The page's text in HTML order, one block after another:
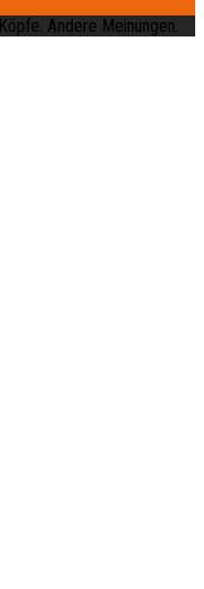
Andere Meinungen.